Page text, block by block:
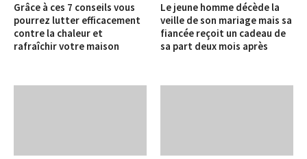
Grâce à ces 7 conseils vous
pourrez lutter efficacement
contre la chaleur et
rafraîchir votre maison
Le jeune homme décède la
veille de son mariage mais sa
fiancée reçoit un cadeau de
sa part deux mois après